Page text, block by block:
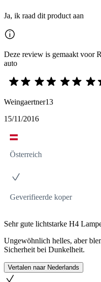
Ja, ik raad dit product aan
Deze review is gemaakt voor
auto
Weingaertner13
15/11/2016
Österreich
Geverifieerde koper
Sehr gute lichtstarke H4
Ungewöhnlich helles, aber
Sicherheit bei Dunkelheit.
Vertalen naar Nederlands